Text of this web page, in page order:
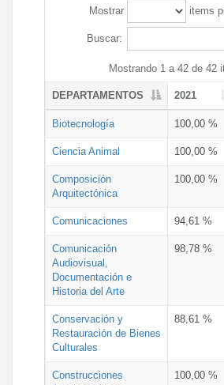
Mostrar items
Buscar:
Mostrando 1 a 42 de 42
DEPARTAMENTOS 2021
Biotecnología 100,00 %
Ciencia Animal 100,00 %
Composición
Arquitectónica
100,00 %
Comunicaciones 94,61 %
Comunicación
Audiovisual,
Documentación e
Historia del Arte
98,78 %
Conservación y
Restauración de Bienes
Culturales
88,61 %
Construcciones
100,00 %